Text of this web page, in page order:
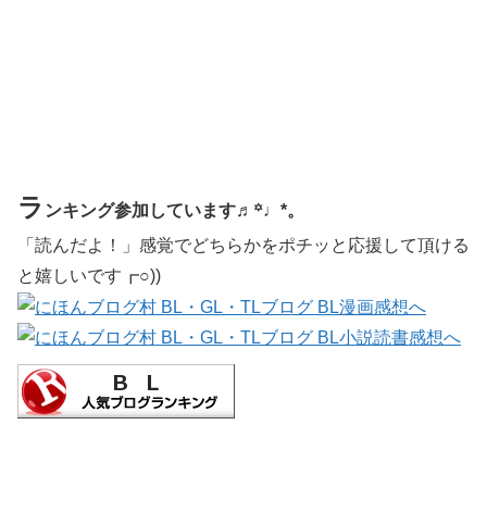
ラ ンキング参加しています♬꙳♩*。
「読んだよ！」感覚でどちらかをポチッと応援して頂ける
と嬉しいです┏○))